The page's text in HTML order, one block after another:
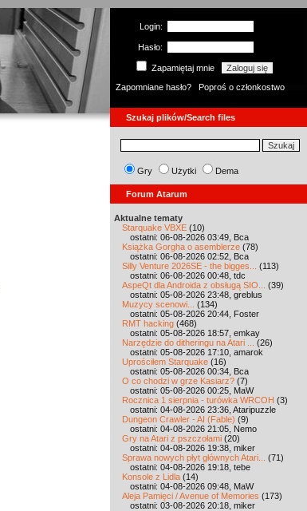
Login:
Hasło:
Zapamiętaj mnie
Zapomniane hasło?
Poproś o członkostwo
Szukaj plików/Search files
Gry Użytki Dema
Forum Atarum
Aktualne tematy
Starquake VBXE (10)
ostatni: 06-08-2026 03:49, Bca
Książka Gorgha o asemblerze (78)
ostatni: 06-08-2026 02:52, Bca
Silly Venture 2026SE - the bigges...
(113)
ostatni: 06-08-2026 00:48, tdc
AspeQt dla Androida z obsługą SIO...
(39)
ostatni: 05-08-2026 23:48, greblus
Muzycy scenowi...
(134)
ostatni: 05-08-2026 20:44, Foster
RMT hacking (468)
ostatni: 05-08-2026 18:57, emkay
Narzędzie do ditheringu na Atari ...
(26)
ostatni: 05-08-2026 17:10, amarok
Uprościłem Starquake (16)
ostatni: 05-08-2026 00:34, Bca
O co chodzi w grze Kasiarz? (7)
ostatni: 05-08-2026 00:25, MaW
Rocznica 1 sierpnia - turówka WRCOH (3)
ostatni: 04-08-2026 23:36, Ataripuzzle
Dungeon Crawler - AI (Fable) (9)
ostatni: 04-08-2026 21:05, Nemo
Gry na Atari z pszczołami (20)
ostatni: 04-08-2026 19:38, miker
Sprawa nowych płyt głównych Atari...
(71)
ostatni: 04-08-2026 19:18, tebe
Konsole z Lidla (14)
ostatni: 04-08-2026 09:48, MaW
Aleja Pamięci / Avenue of Memories (173)
ostatni: 03-08-2026 20:18, miker